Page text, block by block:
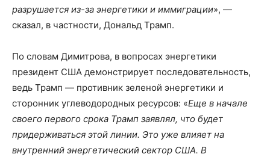
разрушается из-за энергетики и иммиграции», —
сказал, в частности, Дональд Трамп.
По словам Димитрова, в вопросах энергетики
президент США демонстрирует последовательность,
ведь Трамп — противник зеленой энергетики и
сторонник углеводородных ресурсов: «Еще в начале
своего первого срока Трамп заявлял, что будет
придерживаться этой линии. Это уже влияет на
внутренний энергетический сектор США. В